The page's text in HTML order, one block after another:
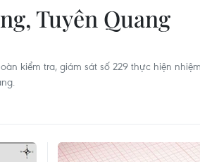
Tuyên Quang
kiểm tra, giám sát số 229 thực hiện